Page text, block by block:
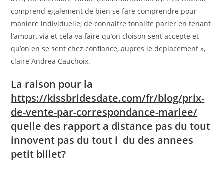
comprend egalement de bien se fare comprendre pour
maniere individuelle, de connaitre tonalite parler en tenant
l’amour, via et cela va faire qu’on cloison sent accepte et
qu’on en se sent chez confiance, aupres le deplacement »,
claire Andrea Cauchoix.
La raison pour la
https://kissbridesdate.com/fr/blog/prix-
de-vente-par-correspondance-mariee/
quelle des rapport a distance pas du tout
innovent pas du tout i du des annees
petit billet?